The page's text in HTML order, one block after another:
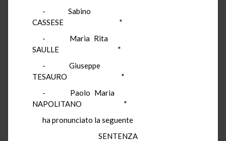
- Sabino
CASSESE "
- Maria Rita
SAULLE "
- Giuseppe
TESAURO "
- Paolo Maria
NAPOLITANO "
ha pronunciato la seguente
SENTENZA